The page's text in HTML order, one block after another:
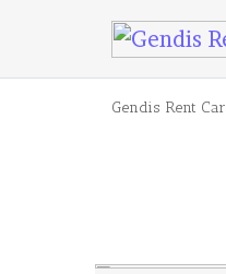
Gendis Rent Car